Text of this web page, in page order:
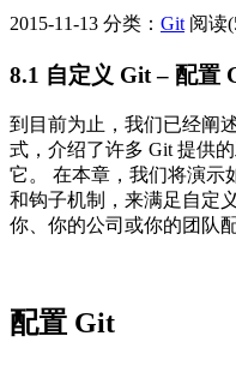
2015-11-13 分类： Git 阅读
8.1 自定义 Git – 配置
到目前为止，我们已经阐
式，介绍了许多 Git 提供
它。 在本章，我们将演示
和钩子机制，来满足自定
你、你的公司或你的团队
配置 Git